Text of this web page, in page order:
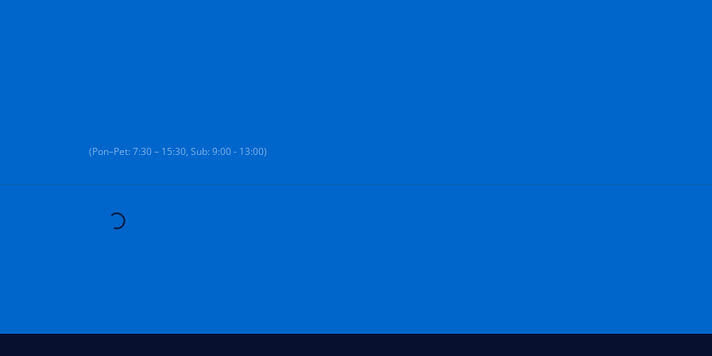
(Pon–Pet: 7:30 – 15:30, Sub: 9:00 - 13:00)